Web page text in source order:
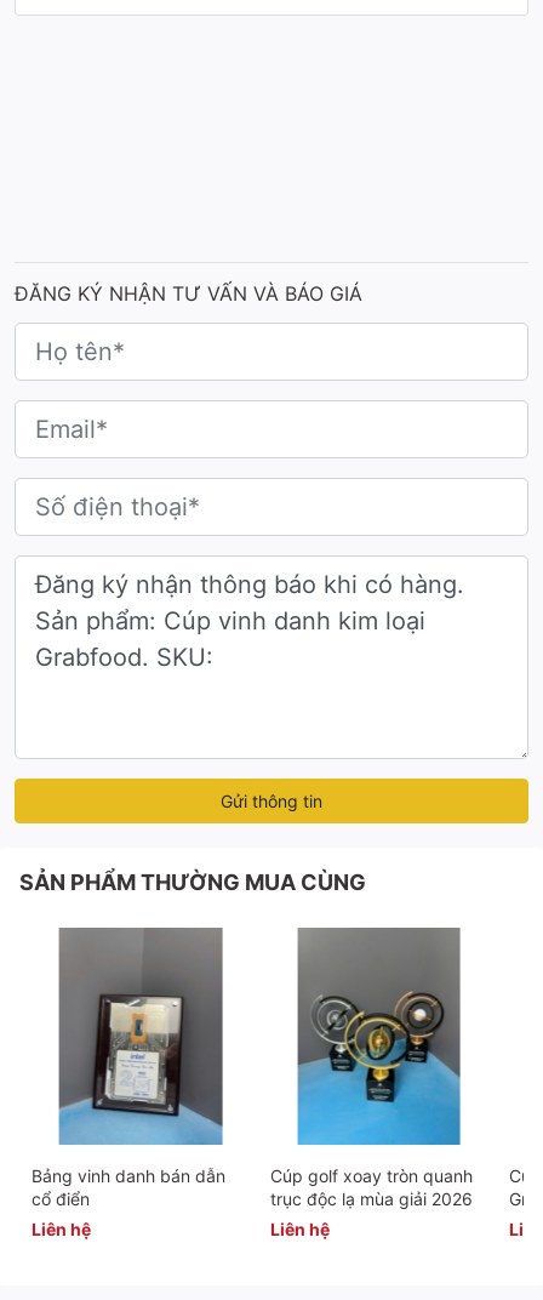
sắc nét trong từng đường nét giúp làm nổi bật
nên vẻ đẹp hài hòa, sang trọng, không kém phần
quý phái. Màu vàng ánh kim - gam màu của sự
thành công, thịnh vượng đã khẳng định bản sắc
và tinh hoa ẩm thực xứ Huế, giúp tôn vinh ẩm
thực Huế tựa như “Kinh đô ẩm thực” đặc sắc, nổi
bật trên bản đồ du lịch Việt”.
Mang cảm xúc khó quên đến từng sự kiện
Cúp Độc Quyềnkhông chỉ cung cấp sản phẩm, mà
còn mang đến những cảm xúc khó quên trong từng
khoảnh khắc vinh danh. Hãy để chúng tôi đồng hành
cùng bạn, tạo nên những dấu ấn vĩnh cửu!
ĐĂNG KÝ NHẬN TƯ VẤN VÀ BÁO GIÁ
Gửi thông tin
SẢN PHẨM THƯỜNG MUA CÙNG
Bảng vinh danh bán dẫn
cổ điển
Liên hệ
Cúp golf xoay tròn quanh
trục độc lạ mùa giải 2026
Liên hệ